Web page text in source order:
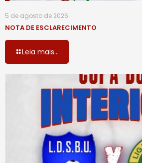
5 de agosto de 2026
NOTA DE ESCLARECIMENTO
Leia mais...